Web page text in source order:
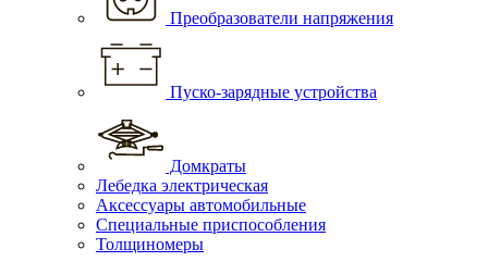
Преобразователи напряжения
Пуско-зарядные устройства
Домкраты
Лебедка электрическая
Аксессуары автомобильные
Специальные приспособления
Толщиномеры